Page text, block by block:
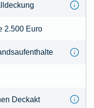
2.500 Euro
Deckakt